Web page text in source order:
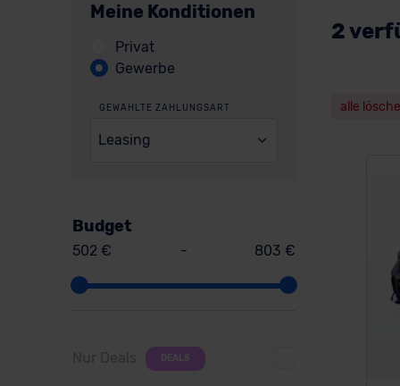
Meine Konditionen
Privat
Gewerbe
GEWÄHLTE ZAHLUNGSART
Leasing
Budget
502 € - 803 €
Nur Deals DEALS
2
alle